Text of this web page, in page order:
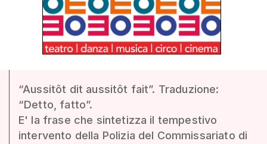
“Aussitôt dit aussitôt fait”. Traduzione:
“Detto, fatto”.
E' la frase che sintetizza il tempestivo
intervento della Polizia del Commissariato di